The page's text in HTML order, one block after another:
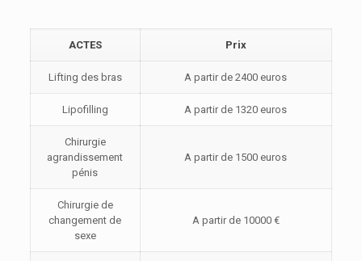
ACTES Prix
Lifting des bras A partir de 2400 euros
Lipofilling A partir de 1320 euros
Chirurgie
agrandissement
pénis
A partir de 1500 euros
Chirurgie de
changement de
sexe
A partir de 10000 €